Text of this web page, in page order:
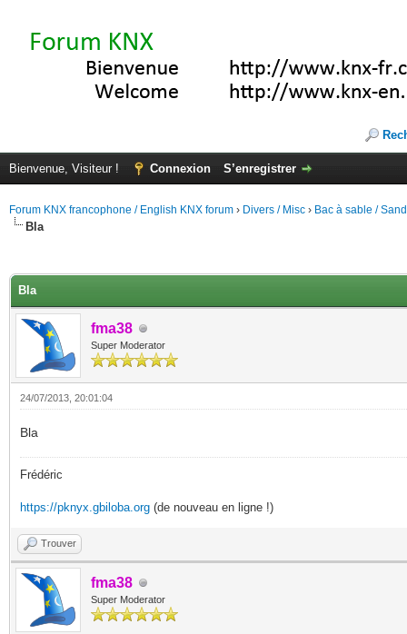
Bienvenue, Visiteur ! Connexion S’enregistrer
Forum KNX francophone / English KNX forum › Divers / Misc › Bac à sable /
Bla
Bla
fma38
Super Moderator
24/07/2013, 20:01:04
Bla
Frédéric
https://pknyx.gbiloba.org (de nouveau en ligne !)
Trouver
fma38
Super Moderator